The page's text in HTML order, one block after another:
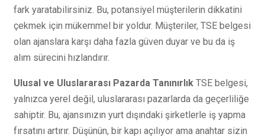
fark yaratabilirsiniz. Bu, potansiyel müşterilerin dikkatini
çekmek için mükemmel bir yoldur. Müşteriler, TSE belgesi
olan ajanslara karşı daha fazla güven duyar ve bu da iş
alım sürecini hızlandırır.
Ulusal ve Uluslararası Pazarda Tanınırlık TSE belgesi,
yalnızca yerel değil, uluslararası pazarlarda da geçerliliğe
sahiptir. Bu, ajansınızın yurt dışındaki şirketlerle iş yapma
fırsatını artırır. Düşünün, bir kapı açılıyor ama anahtar sizin